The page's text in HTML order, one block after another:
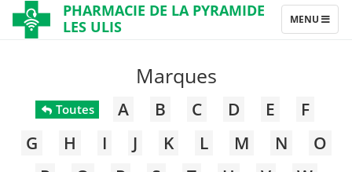
PHARMACIE DE LA PYRAMIDE
LES ULIS
TOGGLE
NAVIGATION
MENU
Marques
Toutes A B C D E
F
G
H I J K L M N
O